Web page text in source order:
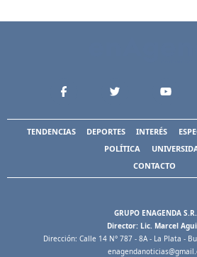
TENDENCIAS DEPORTES INTERÉS
POLÍTICA
CONTACTO
GRUPO ENAGENDA
Director: Lic. Marcel
Dirección: Calle 14 N° 787 - 8A - La Plata -